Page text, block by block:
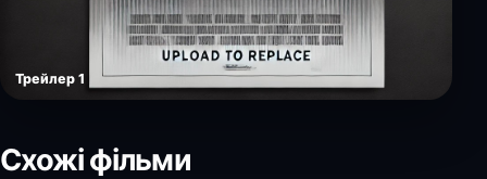
Трейлер 1
Схожі фільми